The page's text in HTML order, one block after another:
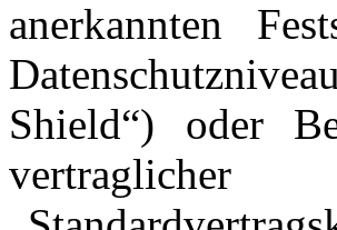
anerkannten
Shield“) oder